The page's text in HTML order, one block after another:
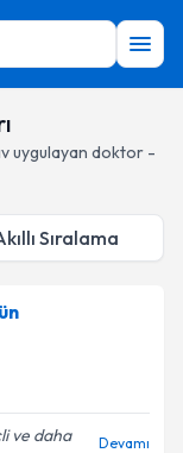
uygulayan doktor -
Sıralama
ve daha
Devamı